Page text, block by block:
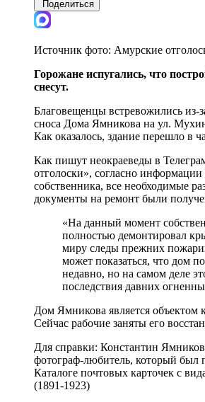
Поделиться
Источник фото: Амурские
Горожане испугались, что
снесут.
Благовещенцы встревожились из-
сноса Дома Ямникова на ул.
Как оказалось, здание перешло в
Как пишут неокраеведы в
отголоски», согласно информации
собственника, все необходимые
документы на ремонт были
«На данный момент
полностью демонтировал
миру следы прежних
может показаться, что дом
недавно, но на самом деле
последствия давних
Дом Ямникова является объектом
Сейчас рабочие заняты его
Для справки: Константин
фотограф-любитель, который был
Каталоге почтовых карточек с
(1891-1923)